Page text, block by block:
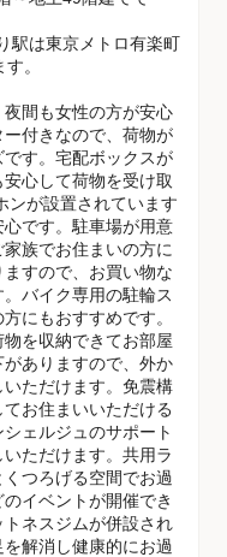
駅は東京メトロ有楽町
。
間も女性の方が安心
付きなので、荷物が
す。宅配ボックスが
心して荷物を受け取
ンが設置されています
です。駐車場が用意
族でお住まいの方に
すので、お買い物な
バイク専用の駐輪ス
にもおすすめです。
を収納できてお部屋
ありますので、外か
ただけます。免震構
お住まいいただける
ェルジュのサポート
ただけます。共用ラ
つろげる空間でお過
イベントが開催でき
ネスジムが併設され
解消し健康的にお過